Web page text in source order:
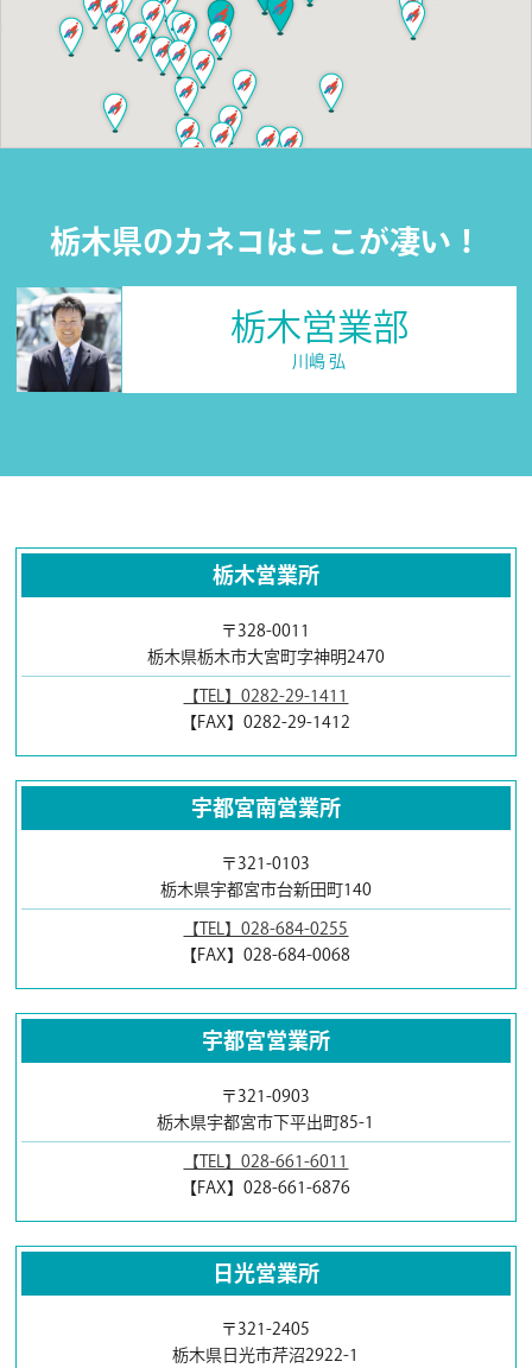
栃木県のカネコはここが凄い！
栃木営業部
川嶋 弘
栃木営業所
〒328-0011
栃木県栃木市大宮町字神明2470
【TEL】0282-29-1411
【FAX】0282-29-1412
宇都宮南営業所
〒321-0103
栃木県宇都宮市台新田町140
【TEL】028-684-0255
【FAX】028-684-0068
宇都宮営業所
〒321-0903
栃木県宇都宮市下平出町85-1
【TEL】028-661-6011
【FAX】028-661-6876
日光営業所
〒321-2405
栃木県日光市芹沼2922-1